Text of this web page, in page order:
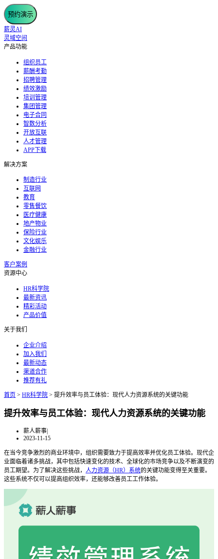
预约演示
薪灵AI
灵域空间
产品功能
组织员工
薪酬考勤
招聘管理
绩效激励
培训管理
集团管理
电子合同
智数分析
开放互联
人才管理
APP下载
解决方案
制造行业
互联网
教育
零售餐饮
医疗健康
地产物业
保险行业
文化娱乐
金融行业
客户案例
资源中心
HR科学院
最新资讯
精彩活动
产品价值
关于我们
企业介绍
加入我们
最新动态
渠道合作
推荐有礼
首页 > HR科学院 > 提升效率与员工体验：现代人力资源系统的关键功能
提升效率与员工体验：现代人力资源系统的关键功能
薪人薪事|
2023-11-15
在当今竞争激烈的商业环境中，组织需要致力于提高效率并优化员工体验。现代企
业面临着诸多挑战，其中包括快速变化的技术、全球化的市场竞争以及不断演变的
员工期望。为了解决这些挑战， 人力资源（HR）系统的关键功能变得至关重要。
这些系统不仅可以提高组织效率，还能够改善员工工作体验。